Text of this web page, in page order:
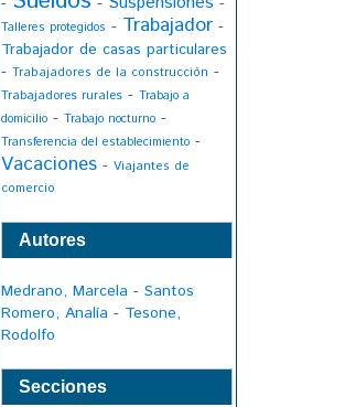
Talleres protegidos - Trabajador -
Trabajador de casas particulares
- Trabajadores de la construcciòn -
Trabajadores rurales - Trabajo a
domicilio - Trabajo nocturno -
Transferencia del establecimiento -
Vacaciones - Viajantes de
comercio
Autores
Medrano, Marcela - Santos
Romero, Analía - Tesone,
Rodolfo
Secciones